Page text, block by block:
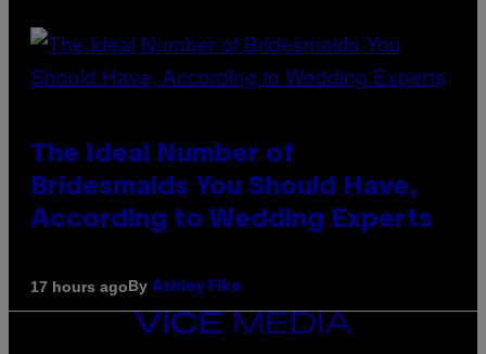
The Ideal Number of
Bridesmaids You Should Have,
According to Wedding Experts
17 hours agoBy Ashley Fike
VICE